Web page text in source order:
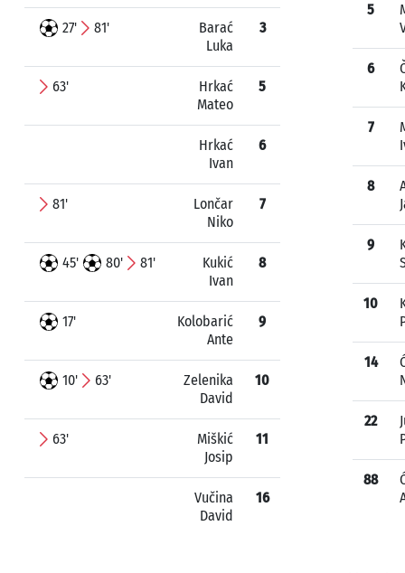
27' 81'
Barać
Luka
3
63'
Hrkać
Mateo
5
Hrkać
Ivan
6
81'
Lončar
Niko
7
45' 80' 81'
Kukić
Ivan
8
17'
Kolobarić
Ante
9
10' 63'
Zelenika
David
10
63'
Miškić
Josip
11
Vučina
David
16
5
6
7
8
9
10
14
22
88